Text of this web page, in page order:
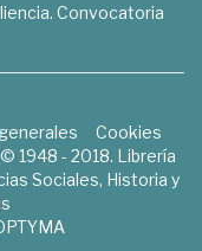
Convocatoria
Cookies
1948 - 2018. Librería
Sociales, Historia y